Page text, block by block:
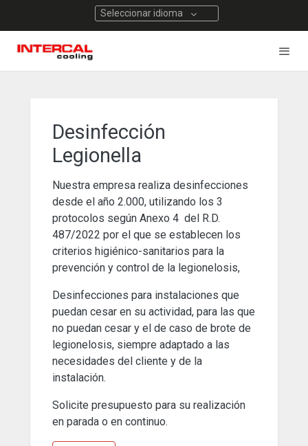
Seleccionar idioma
Desinfección
Legionella
Nuestra empresa realiza desinfecciones
desde el año 2.000, utilizando los 3
protocolos según Anexo 4 del R.D.
487/2022 por el que se establecen los
criterios higiénico-sanitarios para la
prevención y control de la legionelosis,
Desinfecciones para instalaciones que
puedan cesar en su actividad, para las que
no puedan cesar y el de caso de brote de
legionelosis, siempre adaptado a las
necesidades del cliente y de la
instalación.
Solicite presupuesto para su realización
en parada o en continuo.